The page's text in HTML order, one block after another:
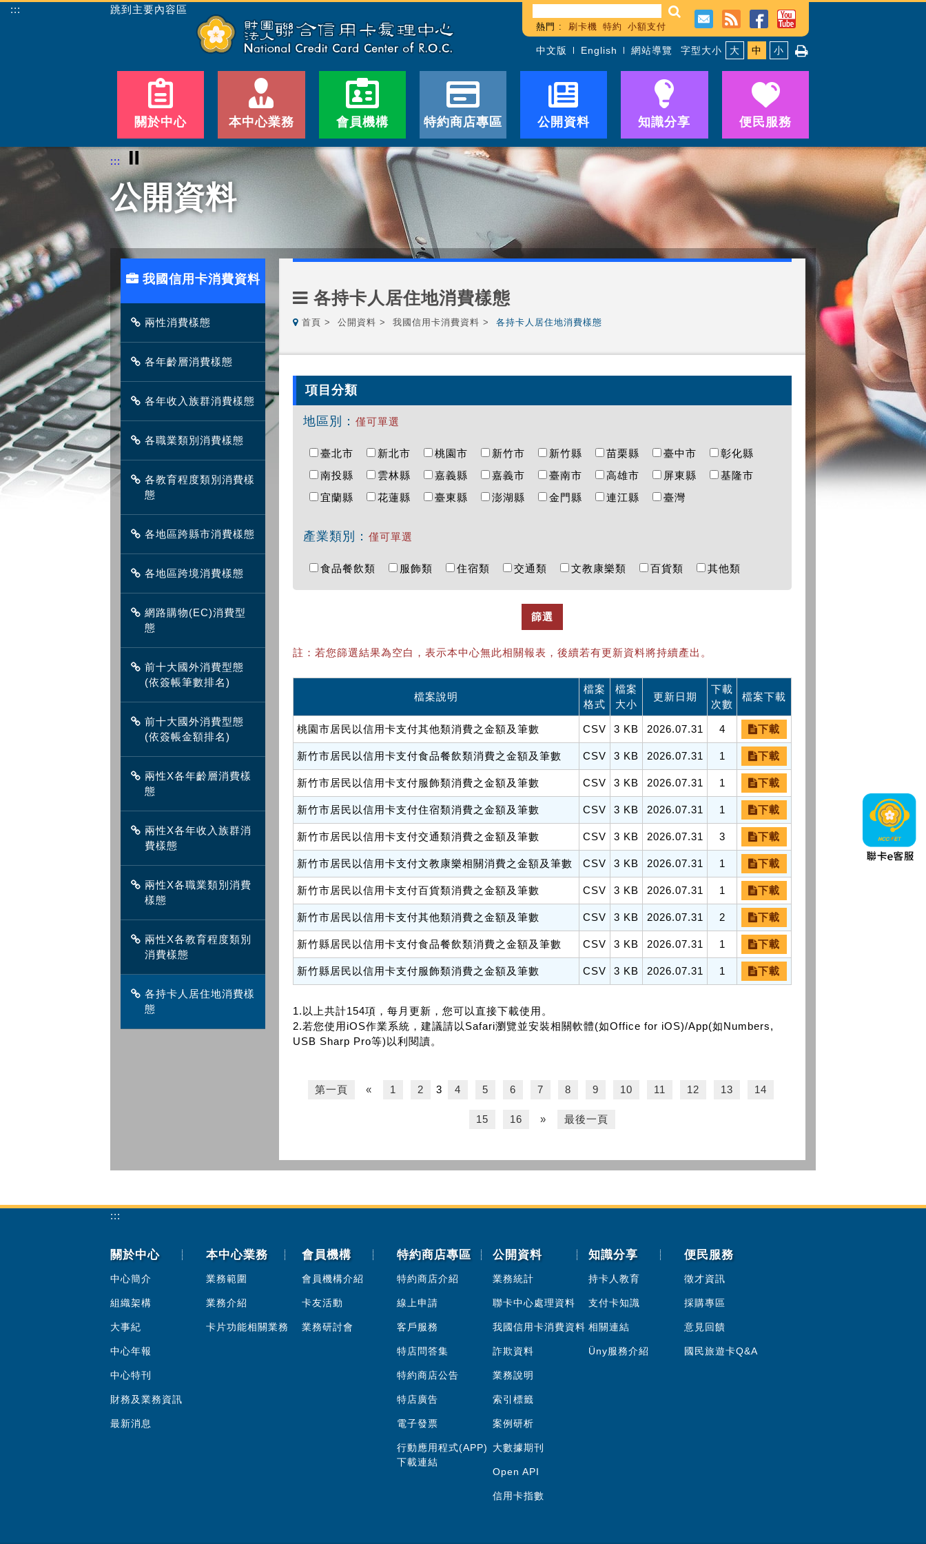
::: 跳到主要內容區
熱門 : 刷卡機 特約 小額支付
中文版 English 網站導覽 字型大小 大 中 小
關於中心 本中心業務 會員機構 特約商店專區 公開資料 知識分享 便民服務
::: ⏸
公開資料
我國信用卡消費資料
兩性消費樣態
各年齡層消費樣態
各年收入族群消費樣態
各職業類別消費樣態
各教育程度類別消費樣
態
各地區跨縣市消費樣態
各地區跨境消費樣態
網路購物(EC)消費型
態
前十大國外消費型態
(依簽帳筆數排名)
前十大國外消費型態
(依簽帳金額排名)
兩性X各年齡層消費樣
態
兩性X各年收入族群消
費樣態
兩性X各職業類別消費
樣態
兩性X各教育程度類別
消費樣態
各持卡人居住地消費樣
態
各持卡人居住地消費樣態
首頁 公開資料 我國信用卡消費資料 各持卡人居住地消費樣態
項目分類
地區別： 僅可單選
臺北市 新北市 桃園市 新竹市 新竹縣 苗栗縣 臺中市
彰化縣
南投縣
雲林縣 嘉義縣 嘉義市 臺南市 高雄市 屏東縣
基隆市
宜蘭縣
花蓮縣 臺東縣 澎湖縣 金門縣 連江縣 臺灣
產業類別： 僅可單選
食品餐飲類 服飾類 住宿類 交通類 文教康樂類 百貨類 其他類
篩選
註：若您篩選結果為空白，表示本中心無此相關報表，後續若有更新資料將持續產出。
檔案說明
檔案
格式
檔案
大小
更新日期
下載
次數
檔案下載
桃園市居民以信用卡支付其他類消費之金額及筆數 CSV 3 KB 2026.07.31 4 下載
新竹市居民以信用卡支付食品餐飲類消費之金額及筆數 CSV 3 KB 2026.07.31 1 下載
新竹市居民以信用卡支付服飾類消費之金額及筆數 CSV 3 KB 2026.07.31 1 下載
新竹市居民以信用卡支付住宿類消費之金額及筆數 CSV 3 KB 2026.07.31 1 下載
新竹市居民以信用卡支付交通類消費之金額及筆數 CSV 3 KB 2026.07.31 3 下載
新竹市居民以信用卡支付文教康樂相關消費之金額及筆數 CSV 3 KB 2026.07.31 1 下載
新竹市居民以信用卡支付百貨類消費之金額及筆數 CSV 3 KB 2026.07.31 1 下載
新竹市居民以信用卡支付其他類消費之金額及筆數 CSV 3 KB 2026.07.31 2 下載
新竹縣居民以信用卡支付食品餐飲類消費之金額及筆數 CSV 3 KB 2026.07.31 1 下載
新竹縣居民以信用卡支付服飾類消費之金額及筆數 CSV 3 KB 2026.07.31 1 下載
1.以上共計154項，每月更新，您可以直接下載使用。
2.若您使用iOS作業系統，建議請以Safari瀏覽並安裝相關軟體(如Office for iOS)/App(如Numbers,
USB Sharp Pro等)以利閱讀。
第一頁 « 1 2 3 4 5 6 7 8 9 10 11 12 13 14
15 16 » 最後一頁
:::
關於中心
中心簡介
組織架構
大事紀
中心年報
中心特刊
財務及業務資訊
最新消息
本中心業務
業務範圍
業務介紹
卡片功能相關業務
會員機構
會員機構介紹
卡友活動
業務研討會
特約商店專區
特約商店介紹
線上申請
客戶服務
特店問答集
特約商店公告
特店廣告
電子發票
行動應用程式(APP)
下載連結
公開資料
業務統計
聯卡中心處理資料
我國信用卡消費資料
詐欺資料
業務說明
索引標籤
案例研析
大數據期刊
Open API
信用卡指數
知識分享
持卡人教育
支付卡知識
相關連結
Üny服務介紹
便民服務
徵才資訊
採購專區
意見回饋
國民旅遊卡Q&A